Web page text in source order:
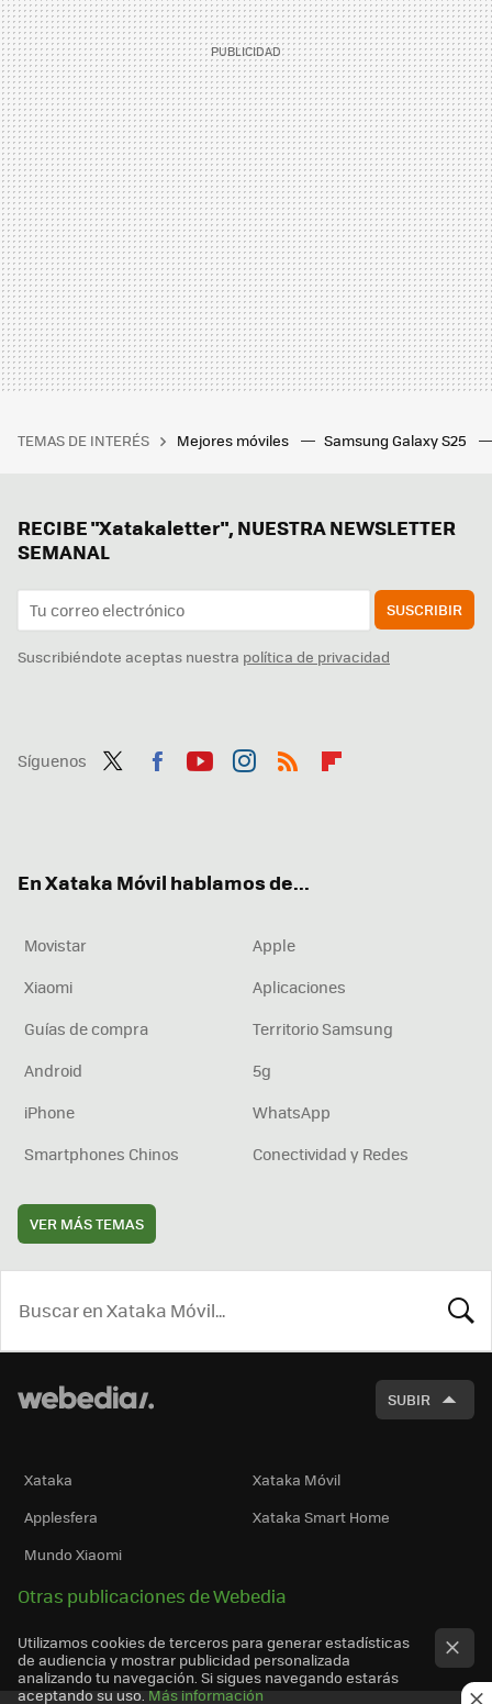
TEMAS DE INTERÉS Mejores móviles Samsung Galaxy S25
RECIBE "Xatakaletter", NUESTRA NEWSLETTER
SEMANAL
SUSCRIBIR
Suscribiéndote aceptas nuestra política de privacidad
Síguenos
En Xataka Móvil hablamos de...
Movistar
Apple
Xiaomi
Aplicaciones
Guías de compra
Territorio Samsung
Android
5g
iPhone
WhatsApp
Smartphones Chinos
Conectividad y Redes
VER MÁS TEMAS
SUBIR
Xataka
Xataka Móvil
Applesfera
Xataka Smart Home
Mundo Xiaomi
Otras publicaciones de Webedia
Utilizamos cookies de terceros para generar estadísticas
de audiencia y mostrar publicidad personalizada
analizando tu navegación. Si sigues navegando estarás
aceptando su uso. Más información